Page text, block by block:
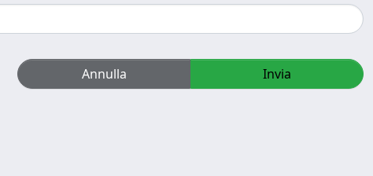
Annulla Invia